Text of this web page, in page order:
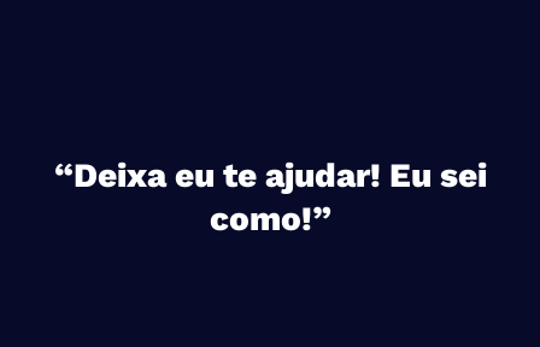
“Deixa eu te ajudar! Eu sei
como!”